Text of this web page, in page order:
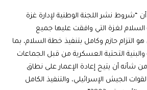
نشر اللجنة الوطنية لإدارة غزة
لغزة التي وافقت عليها جميع
هو التزام حازم وكامل بتنفيذ خطة السلام، بما
التحتية العسكرية من قبل الجماعات
شأنه أن يتيح إعادة الإعمار على نطاق
الجيش الإسرائيلي، والتنفيذ الكامل